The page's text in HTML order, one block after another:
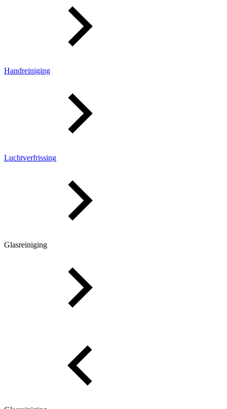
Handreiniging
Luchtverfrissing
Glasreiniging